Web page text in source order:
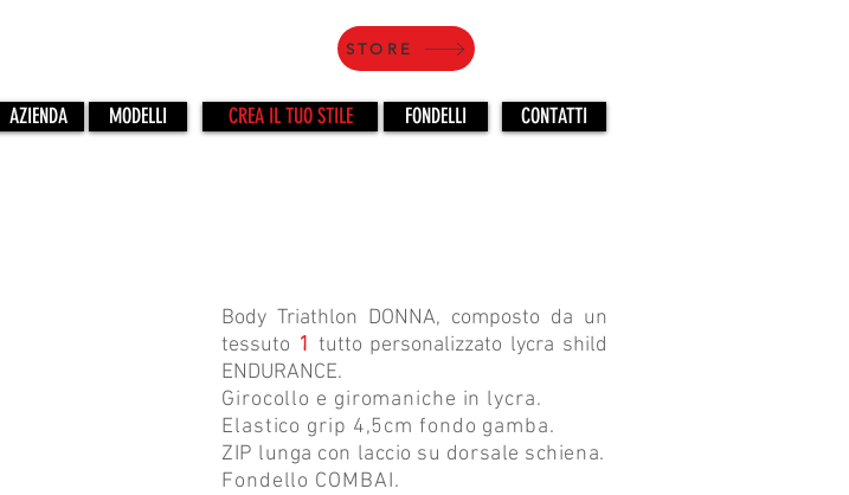
FONDELLI CONTATTI
CREA IL TUO STILE
AZIENDA MODELLI
STORE
Body Triathlon DONNA, composto da un
tessuto 1 tutto personalizzato lycra shild
ENDURANCE.
Girocollo e giromaniche in lycra.
Elastico grip 4,5cm fondo gamba.
ZIP lunga con laccio su dorsale schiena.
Fondello COMBAI.